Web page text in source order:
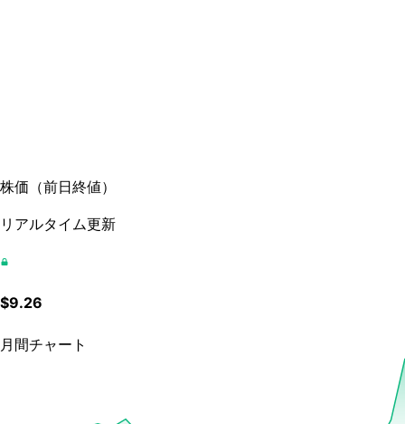
株価 （前日終値）
リアルタイム更新
$9.26
月間チャート